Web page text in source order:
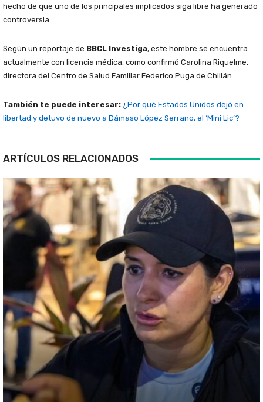
hecho de que uno de los principales implicados siga libre ha generado
controversia.
Según un reportaje de BBCL Investiga, este hombre se encuentra
actualmente con licencia médica, como confirmó Carolina Riquelme,
directora del Centro de Salud Familiar Federico Puga de Chillán.
También te puede interesar: ¿Por qué Estados Unidos dejó en
libertad y detuvo de nuevo a Dámaso López Serrano, el ‘Mini Lic’?
ARTÍCULOS RELACIONADOS